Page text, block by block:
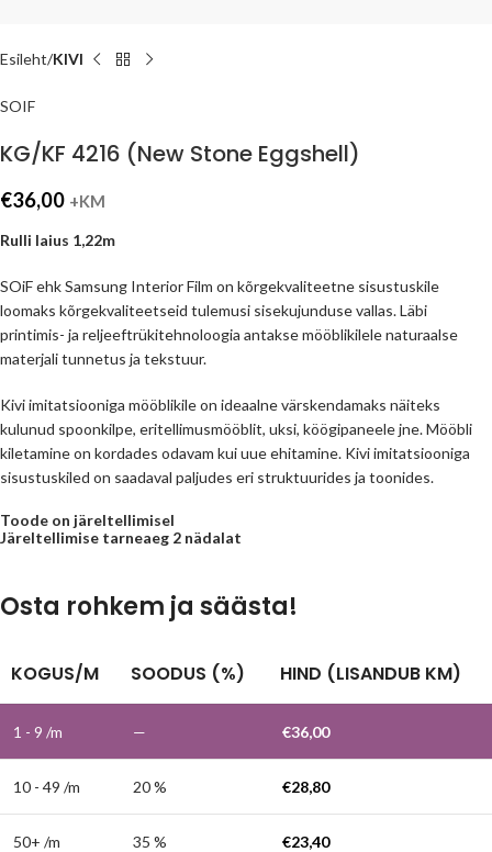
Esileht KIVI
SOIF
KG/KF 4216 (New Stone Eggshell)
€36,00 +KM
Rulli laius 1,22m
SOiF ehk Samsung Interior Film on kõrgekvaliteetne sisustuskile
loomaks kõrgekvaliteetseid tulemusi sisekujunduse vallas. Läbi
printimis- ja reljeeftrükitehnoloogia antakse mööblikilele naturaalse
materjali tunnetus ja tekstuur.
Kivi imitatsiooniga mööblikile on ideaalne värskendamaks näiteks
kulunud spoonkilpe, eritellimusmööblit, uksi, köögipaneele jne. Mööbli
kiletamine on kordades odavam kui uue ehitamine. Kivi imitatsiooniga
sisustuskiled on saadaval paljudes eri struktuurides ja toonides.
Toode on järeltellimisel
Järeltellimise tarneaeg 2 nädalat
Osta rohkem ja säästa!
KOGUS/M SOODUS (%) HIND (LISANDUB KM)
1 - 9 /m — €36,00
10 - 49 /m 20 % €28,80
50+ /m 35 % €23,40